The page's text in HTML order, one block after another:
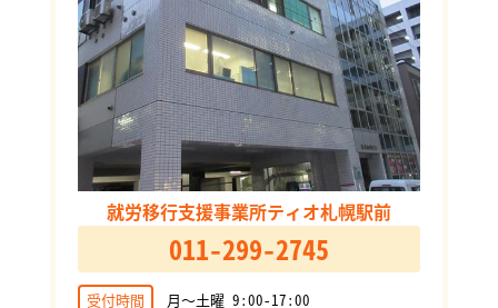
就労移行支援事業所ティオ札幌駅前
011-299-2745
受付時間 月～土曜 9:00-17:00